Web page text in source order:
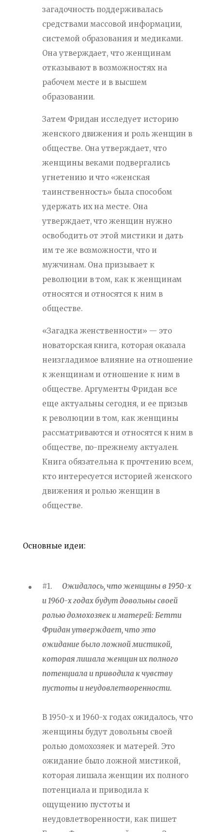
загадочность поддерживалась
средствами массовой информации,
системой образования и медиками.
Она утверждает, что женщинам
отказывают в возможностях на
рабочем месте и в высшем
образовании.
Затем Фридан исследует историю
женского движения и роль женщин в
обществе. Она утверждает, что
женщины веками подвергались
угнетению и что «женская
таинственность» была способом
удержать их на месте. Она
утверждает, что женщин нужно
освободить от этой мистики и дать
им те же возможности, что и
мужчинам. Она призывает к
революции в том, как к женщинам
относятся и относятся к ним в
обществе.
«Загадка женственности» — это
новаторская книга, которая оказала
неизгладимое влияние на отношение
к женщинам и отношение к ним в
обществе. Аргументы Фридан все
еще актуальны сегодня, и ее призыв
к революции в том, как женщины
рассматриваются и относятся к ним в
обществе, по-прежнему актуален.
Книга обязательна к прочтению всем,
кто интересуется историей женского
движения и ролью женщин в
обществе.
Основные идеи:
#1. Ожидалось, что женщины в 1950-х
и 1960-х годах будут довольны своей
ролью домохозяек и матерей: Бетти
Фридан утверждает, что это
ожидание было ложной мистикой,
которая лишала женщин их полного
потенциала и приводила к чувству
пустоты и неудовлетворенности.
В 1950-х и 1960-х годах ожидалось, что
женщины будут довольны своей
ролью домохозяек и матерей. Это
ожидание было ложной мистикой,
которая лишала женщин их полного
потенциала и приводила к
ощущению пустоты и
неудовлетворенности, как пишет